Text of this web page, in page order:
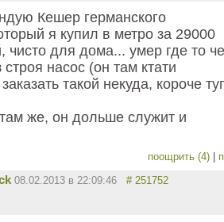
Кешер германского
я купил в метро за 29000
чисто для дома... умер где то
насос (он там ктати
такой некуда, короче
же, он дольше служит и
поощрить (4)
08.02.2013 в 22:09:46 # 251752